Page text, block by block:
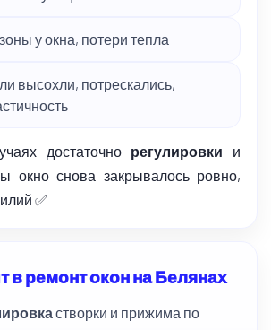
у окна, потери тепла
высохли, потрескались,
достаточно регулировки и
окно снова закрывалось ровно,
✅
в ремонт окон на Белянах
створки и прижима по